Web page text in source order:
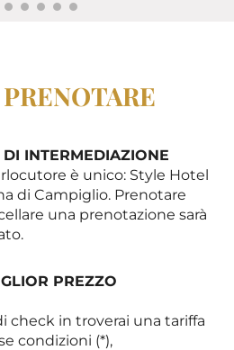
DI INTERMEDIAZIONE
è unico: Style Hotel
di Campiglio. Prenotare
una prenotazione sarà
PREZZO
check in troverai una tariffa
condizioni (*),